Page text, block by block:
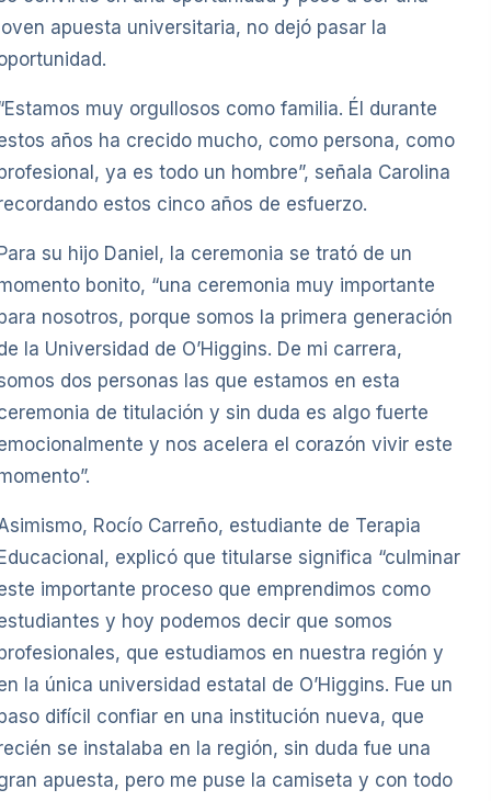
apuesta universitaria, no dejó pasar la
muy orgullosos como familia. Él durante
años ha crecido mucho, como persona, como
ya es todo un hombre”, señala Carolina
estos cinco años de esfuerzo.
su hijo Daniel, la ceremonia se trató de un
bonito, “una ceremonia muy importante
nosotros, porque somos la primera generación
la Universidad de O’Higgins. De mi carrera,
dos personas las que estamos en esta
de titulación y sin duda es algo fuerte
y nos acelera el corazón vivir este
Rocío Carreño, estudiante de Terapia
explicó que titularse significa “culminar
importante proceso que emprendimos como
y hoy podemos decir que somos
que estudiamos en nuestra región y
la única universidad estatal de O’Higgins. Fue un
difícil confiar en una institución nueva, que
se instalaba en la región, sin duda fue una
apuesta, pero me puse la camiseta y con todo